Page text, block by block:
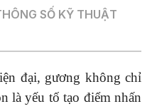
SỐ KỸ THUẬT
đại, gương không chỉ
là yếu tố tạo điểm nhấn